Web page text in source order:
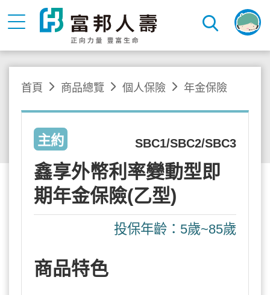
首頁 商品總覽 個人保險 年金保險
主約 SBC1/SBC2/SBC3
鑫享外幣利率變動型即
期年金保險(乙型)
投保年齡：5歲~85歲
商品特色